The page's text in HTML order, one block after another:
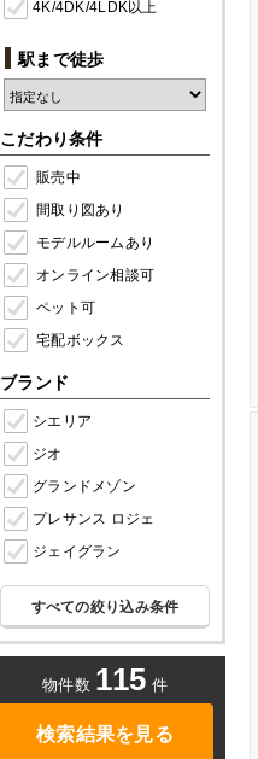
4K/4DK/4LDK以上
駅まで徒歩
こだわり条件
販売中
間取り図あり
モデルルームあり
オンライン相談可
ペット可
宅配ボックス
ブランド
シエリア
ジオ
グランドメゾン
プレサンス ロジェ
ジェイグラン
すべての絞り込み条件
物件数 115 件
検索結果を見る